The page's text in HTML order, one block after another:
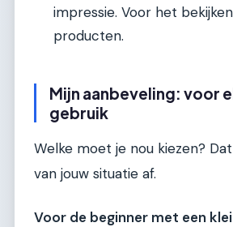
impressie. Voor het
producten.
Mijn aanbeveling: voor
gebruik
Welke moet je nou kiezen?
van jouw situatie af.
Voor de beginner met een